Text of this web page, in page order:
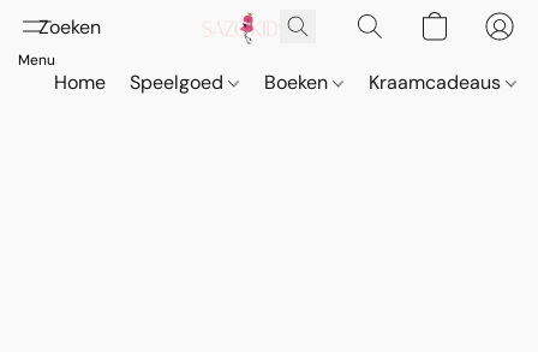
Home Speelgoed Boeken Kraamcadeaus